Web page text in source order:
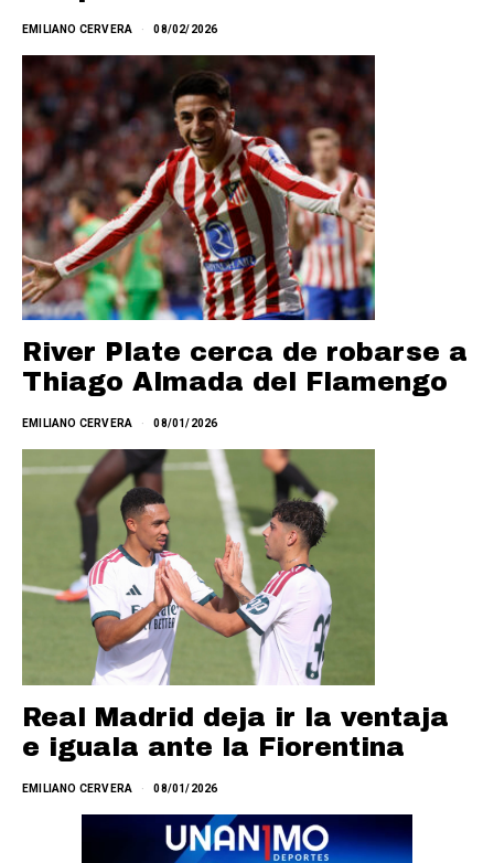
EMILIANO CERVERA 08/02/2026
River Plate cerca de robarse a
Thiago Almada del Flamengo
EMILIANO CERVERA 08/01/2026
Real Madrid deja ir la ventaja
e iguala ante la Fiorentina
EMILIANO CERVERA 08/01/2026